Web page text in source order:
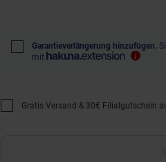
Garantieverlängerung hinzufügen.
mit
Promotion "Gratis Versand &amp;
Gratis Versand & 30€ Filialgutschein